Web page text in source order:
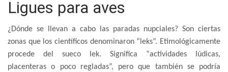
Ligues para aves
¿Dónde se llevan a cabo las paradas nupciales? Son ciertas
zonas que los científicos denominaron “leks”. Etimológicamente
procede del sueco lek. Significa “actividades lúdicas,
placenteras o poco regladas”, pero que también se podría